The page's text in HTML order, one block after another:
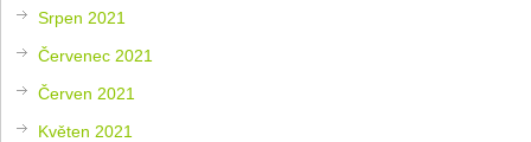
Srpen 2021
Červenec 2021
Červen 2021
Květen 2021